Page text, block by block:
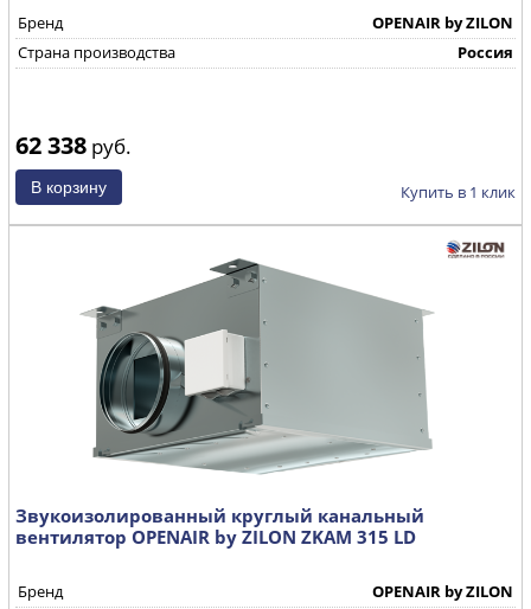
Бренд
OPENAIR by ZILON
Страна производства
Россия
62 338 руб.
Купить в 1 клик
Звукоизолированный круглый канальный
вентилятор OPENAIR by ZILON ZKAM 315 LD
Бренд
OPENAIR by ZILON